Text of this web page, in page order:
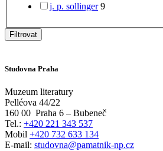
j. p. sollinger 9
Filtrovat
Studovna Praha
Muzeum literatury
Pelléova 44/22
160 00 Praha 6 – Bubeneč
Tel.: +420 221 343 537
Mobil +420 732 633 134
E-mail: studovna@pamatnik-np.cz